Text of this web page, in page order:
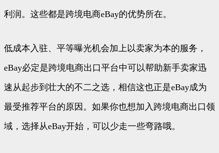
利润。这些都是跨境电商eBay的优势所在。
低成本入驻、平等曝光机会加上以卖家为本的服务，
eBay必定是跨境电商出口平台中可以帮助新手卖家迅
速从起步到壮大的不二之选，相信这也正是eBay成为
最受推荐平台的原因。如果你也想加入跨境电商出口领
域，选择从eBay开始，可以少走一些弯路哦。